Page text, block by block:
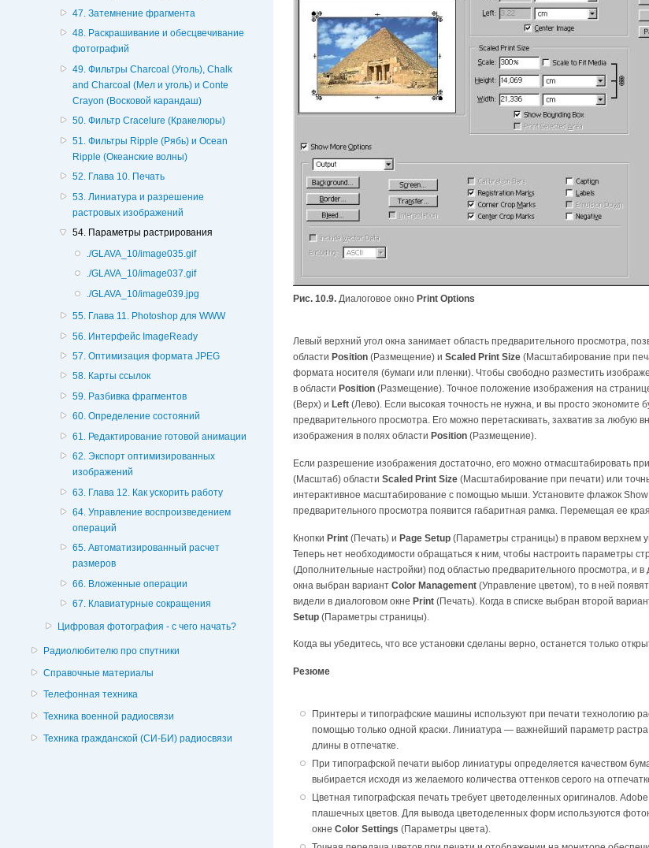
47. Затемнение фрагмента
48. Раскрашивание и обесцвечивание
фотографий
49. Фильтры Charcoal (Уголь), Chalk
and Charcoal (Мел и уголь) и Conte
Crayon (Восковой карандаш)
50. Фильтр Cracelure (Кракелюры)
51. Фильтры Ripple (Рябь) и Ocean
Ripple (Океанские волны)
52. Глава 10. Печать
53. Линиатура и разрешение
растровых изображений
54. Параметры растрирования
./GLAVA_10/image035.gif
./GLAVA_10/image037.gif
./GLAVA_10/image039.jpg
55. Глава 11. Photoshop для WWW
56. Интерфейс ImageReady
57. Оптимизация формата JPEG
58. Карты ссылок
59. Разбивка фрагментов
60. Определение состояний
61. Редактирование готовой анимации
62. Экспорт оптимизированных
изображений
63. Глава 12. Как ускорить работу
64. Управление воспроизведением
операций
65. Автоматизированный расчет
размеров
66. Вложенные операции
67. Клавиатурные сокращения
Цифровая фотография - с чего начать?
Радиолюбителю про спутники
Справочные материалы
Телефонная техника
Техника военной радиосвязи
Техника гражданской (СИ-БИ) радиосвязи
Рис. 10.9. Диалоговое окно Print Options
Левый верхний угол окна занимает область предварительного просмотра,
области Position (Размещение) и Scaled Print Size (Масштабирование при
формата носителя (бумаги или пленки). Чтобы свободно разместить
в области Position (Размещение). Точное положение изображения на
(Верх) и Left (Лево). Если высокая точность не нужна, и вы просто
предварительного просмотра. Его можно перетаскивать, захватив за
изображения в полях области Position (Размещение).
Если разрешение изображения достаточно, его можно отмасштабировать
(Масштаб) области Scaled Print Size (Масштабирование при печати) или
интерактивное масштабирование с помощью мыши. Установите флажок Show
предварительного просмотра появится габаритная рамка. Перемещая ее
Кнопки Print (Печать) и Page Setup (Параметры страницы) в правом верхнем
Теперь нет необходимости обращаться к ним, чтобы настроить параметры
(Дополнительные настройки) под областью предварительного просмотра, и
окна выбран вариант Color Management (Управление цветом), то в ней
видели в диалоговом окне Print (Печать). Когда в списке выбран второй
Setup (Параметры страницы).
Когда вы убедитесь, что все установки сделаны верно, останется только
Резюме
Принтеры и типографские машины используют при печати технологию
помощью только одной краски. Линиатура — важнейший параметр
длины в отпечатке.
При типографской печати выбор линиатуры определяется качеством
выбирается исходя из желаемого количества оттенков серого на
Цветная типографская печать требует цветоделенных оригиналов.
плашечных цветов. Для вывода цветоделенных форм используются
окнеColor Settings (Параметры цвета).